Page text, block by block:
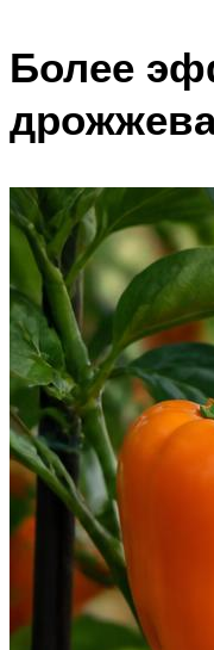
Более